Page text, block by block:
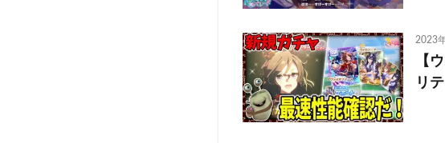
2023
【
リ